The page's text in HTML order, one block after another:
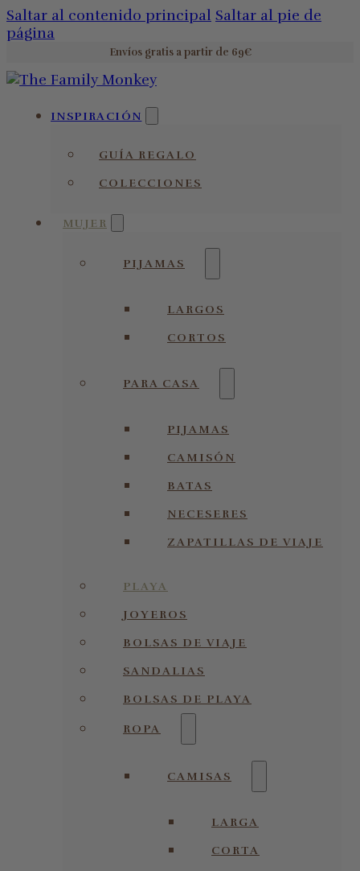
Saltar al contenido principal Saltar al pie de
página
Envíos gratis a partir de 69€
INSPIRACIÓN
GUÍA REGALO
COLECCIONES
MUJER
PIJAMAS
LARGOS
CORTOS
PARA CASA
PIJAMAS
CAMISÓN
BATAS
NECESERES
ZAPATILLAS DE VIAJE
PLAYA
JOYEROS
BOLSAS DE VIAJE
SANDALIAS
BOLSAS DE PLAYA
ROPA
CAMISAS
LARGA
CORTA